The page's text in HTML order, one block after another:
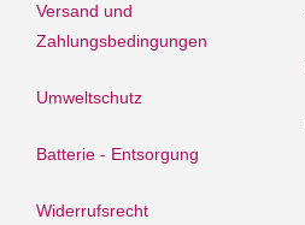
Versand und
Zahlungsbedingungen
Umweltschutz
Batterie - Entsorgung
Widerrufsrecht